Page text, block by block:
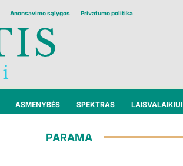
Anonsavimo sąlygos Privatumo politika
ASMENYBĖS SPEKTRAS LAISVALAIKIUI
PARAMA